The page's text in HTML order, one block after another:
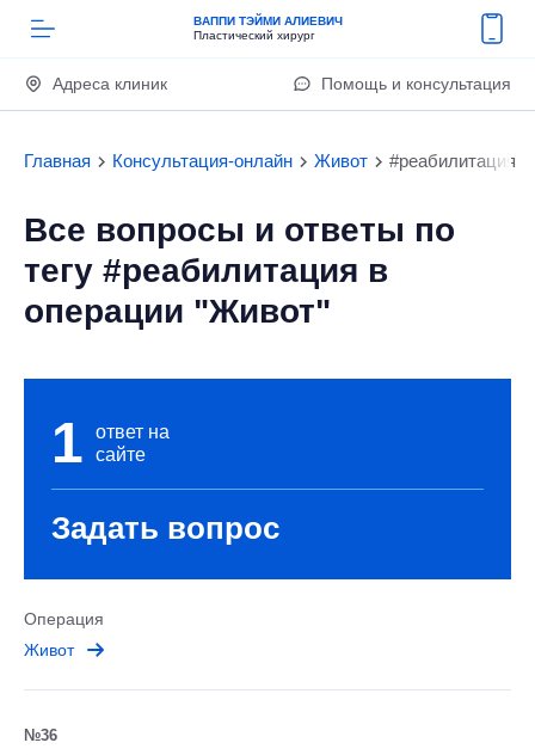
ВАППИ ТЭЙМИ АЛИЕВИЧ
Пластический хирург
Адреса клиник Помощь и консультация
Главная Консультация-онлайн Живот #реабилитация
Все вопросы и ответы по
тегу #реабилитация в
операции "Живот"
1
ответ на
сайте
Задать вопрос
Операция
Живот
№36